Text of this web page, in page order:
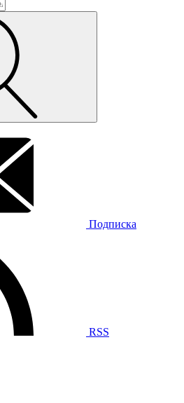
Подписка
RSS